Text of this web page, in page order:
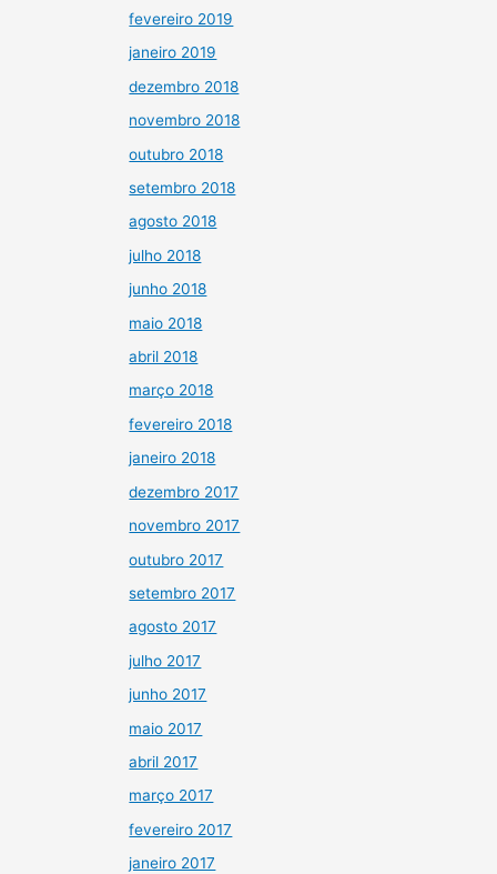
fevereiro 2019
janeiro 2019
dezembro 2018
novembro 2018
outubro 2018
setembro 2018
agosto 2018
julho 2018
junho 2018
maio 2018
abril 2018
março 2018
fevereiro 2018
janeiro 2018
dezembro 2017
novembro 2017
outubro 2017
setembro 2017
agosto 2017
julho 2017
junho 2017
maio 2017
abril 2017
março 2017
fevereiro 2017
janeiro 2017